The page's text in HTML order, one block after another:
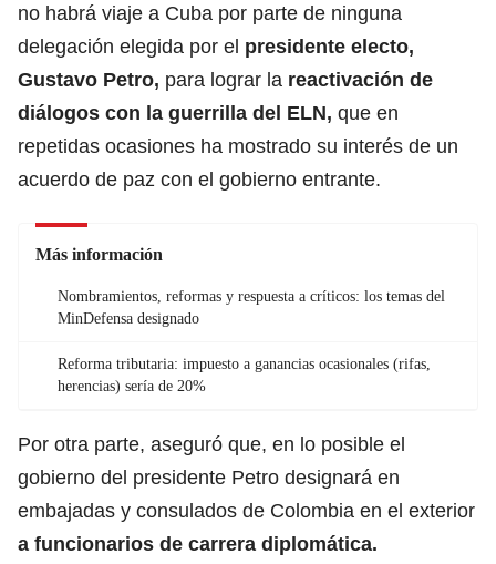
no habrá viaje a Cuba por parte de ninguna
delegación elegida por el presidente electo,
Gustavo Petro, para lograr la reactivación de
diálogos con la guerrilla del ELN, que en
repetidas ocasiones ha mostrado su interés de un
acuerdo de paz con el gobierno entrante.
Más información
Nombramientos, reformas y respuesta a críticos: los temas del
MinDefensa designado
Reforma tributaria: impuesto a ganancias ocasionales (rifas,
herencias) sería de 20%
Por otra parte, aseguró que, en lo posible el
gobierno del presidente Petro designará en
embajadas y consulados de Colombia en el exterior
a funcionarios de carrera diplomática.